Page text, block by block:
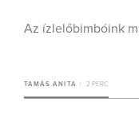
Az ízlelőbimbóink
TAMÁS ANITA 2 PERC